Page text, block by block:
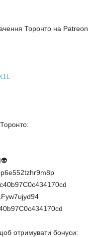
Торонто на Patreon
отримувати бонуси: